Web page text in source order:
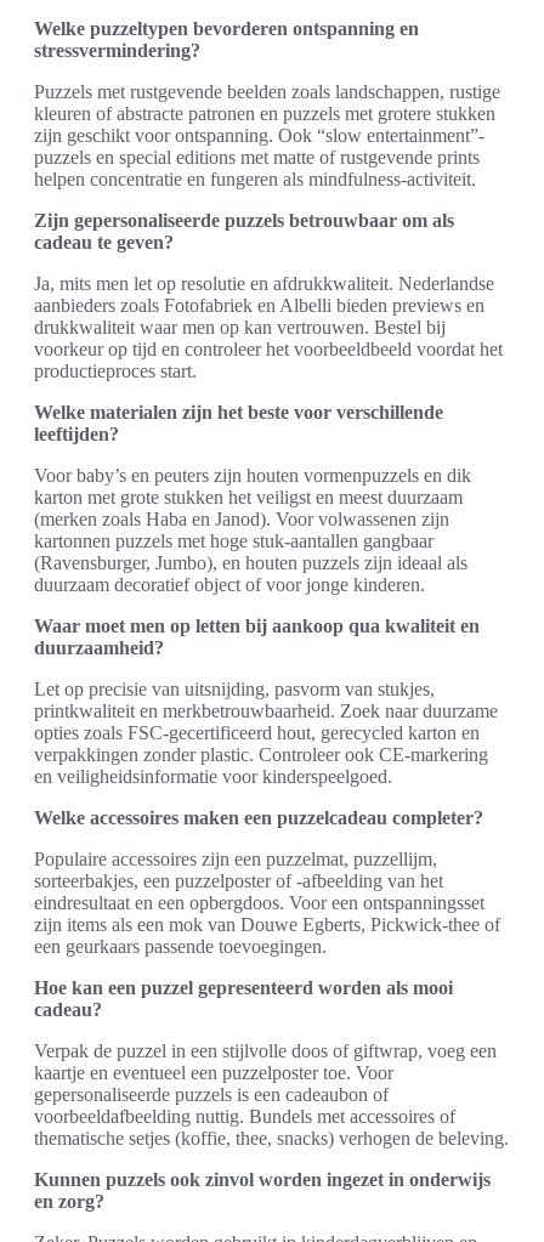
Welke puzzeltypen bevorderen ontspanning en
stressvermindering?
Puzzels met rustgevende beelden zoals landschappen, rustige
kleuren of abstracte patronen en puzzels met grotere stukken
zijn geschikt voor ontspanning. Ook “slow entertainment”-
puzzels en special editions met matte of rustgevende prints
helpen concentratie en fungeren als mindfulness-activiteit.
Zijn gepersonaliseerde puzzels betrouwbaar om als
cadeau te geven?
Ja, mits men let op resolutie en afdrukkwaliteit. Nederlandse
aanbieders zoals Fotofabriek en Albelli bieden previews en
drukkwaliteit waar men op kan vertrouwen. Bestel bij
voorkeur op tijd en controleer het voorbeeldbeeld voordat het
productieproces start.
Welke materialen zijn het beste voor verschillende
leeftijden?
Voor baby’s en peuters zijn houten vormenpuzzels en dik
karton met grote stukken het veiligst en meest duurzaam
(merken zoals Haba en Janod). Voor volwassenen zijn
kartonnen puzzels met hoge stuk-aantallen gangbaar
(Ravensburger, Jumbo), en houten puzzels zijn ideaal als
duurzaam decoratief object of voor jonge kinderen.
Waar moet men op letten bij aankoop qua kwaliteit en
duurzaamheid?
Let op precisie van uitsnijding, pasvorm van stukjes,
printkwaliteit en merkbetrouwbaarheid. Zoek naar duurzame
opties zoals FSC-gecertificeerd hout, gerecycled karton en
verpakkingen zonder plastic. Controleer ook CE-markering
en veiligheidsinformatie voor kinderspeelgoed.
Welke accessoires maken een puzzelcadeau completer?
Populaire accessoires zijn een puzzelmat, puzzellijm,
sorteerbakjes, een puzzelposter of -afbeelding van het
eindresultaat en een opbergdoos. Voor een ontspanningsset
zijn items als een mok van Douwe Egberts, Pickwick-thee of
een geurkaars passende toevoegingen.
Hoe kan een puzzel gepresenteerd worden als mooi
cadeau?
Verpak de puzzel in een stijlvolle doos of giftwrap, voeg een
kaartje en eventueel een puzzelposter toe. Voor
gepersonaliseerde puzzels is een cadeaubon of
voorbeeldafbeelding nuttig. Bundels met accessoires of
thematische setjes (koffie, thee, snacks) verhogen de beleving.
Kunnen puzzels ook zinvol worden ingezet in onderwijs
en zorg?